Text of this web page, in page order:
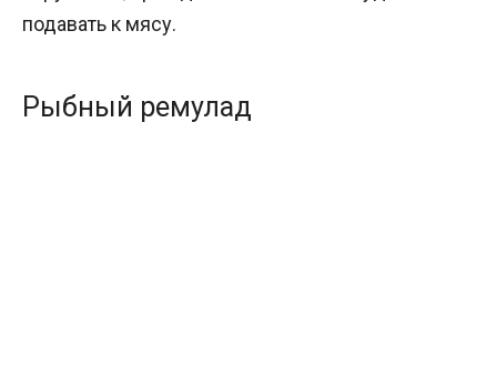
подавать к мясу.
Рыбный ремулад